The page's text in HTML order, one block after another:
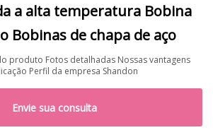
a alta temperatura Bobina
Bobinas de chapa de aço
produto Fotos detalhadas Nossas vantagens
Perfil da empresa Shandon
Envie sua consulta